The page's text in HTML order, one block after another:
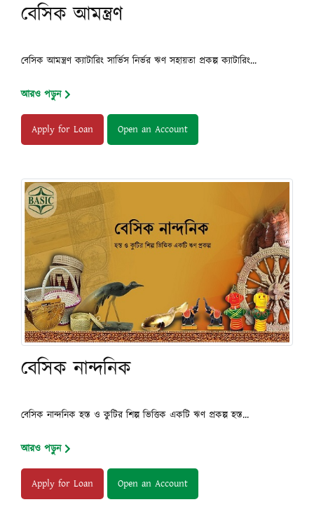
বেসিক আমন্ত্রণ
বেসিক আমন্ত্রণ ক্যাটারিং সার্ভিস নির্ভর ঋণ সহায়তা প্রকল্প ক্যাটারিং...
আরও পড়ুন
Apply for Loan Open an Account
বেসিক নান্দনিক
বেসিক নান্দনিক হস্ত ও কুটির শিল্প ভিত্তিক একটি ঋণ প্রকল্প হস্ত...
আরও পড়ুন
Apply for Loan Open an Account